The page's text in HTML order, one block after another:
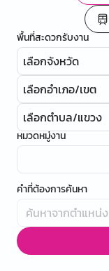
พื้นที่สะดวกรับงาน
เลือกจังหวัด
เลือกอำเภอ/เขต
เลือกตำบล/แขวง
หมวดหมู่งาน
คำที่ต้องการค้นหา